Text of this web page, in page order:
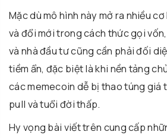
Mặc dù mô hình này mở ra nhiều
và đổi mới trong cách thức gọi
và nhà đầu tư cũng cần phải đối
tiềm ẩn, đặc biệt là khi nền tảng
các memecoin dễ bị thao túng giá
pull và tuổi đời thấp.
Hy vọng bài viết trên cung cấp